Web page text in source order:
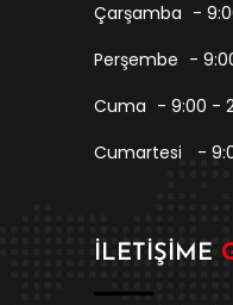
Çarşamba -
Perşembe -
Cuma - 9:00 -
Cumartesi
-
İLETIŞIME